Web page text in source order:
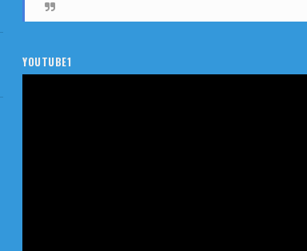
YOUTUBE1